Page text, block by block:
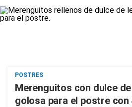
POSTRES
Merenguitos con dulce
golosa para el postre